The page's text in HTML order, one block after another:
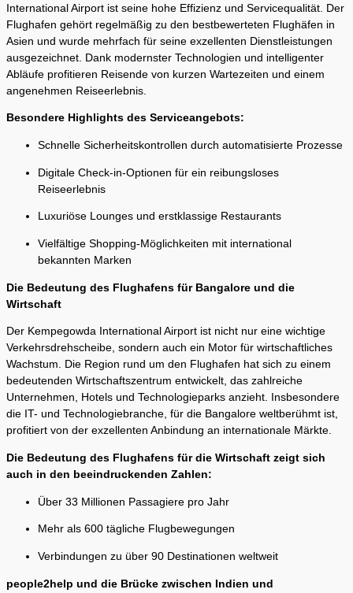
International Airport ist seine hohe Effizienz und Servicequalität. Der
Flughafen gehört regelmäßig zu den bestbewerteten Flughäfen in
Asien und wurde mehrfach für seine exzellenten Dienstleistungen
ausgezeichnet. Dank modernster Technologien und intelligenter
Abläufe profitieren Reisende von kurzen Wartezeiten und einem
angenehmen Reiseerlebnis.
Besondere Highlights des Serviceangebots:
Schnelle Sicherheitskontrollen durch automatisierte Prozesse
Digitale Check-in-Optionen für ein reibungsloses
Reiseerlebnis
Luxuriöse Lounges und erstklassige Restaurants
Vielfältige Shopping-Möglichkeiten mit international
bekannten Marken
Die Bedeutung des Flughafens für Bangalore und die
Wirtschaft
Der Kempegowda International Airport ist nicht nur eine wichtige
Verkehrsdrehscheibe, sondern auch ein Motor für wirtschaftliches
Wachstum. Die Region rund um den Flughafen hat sich zu einem
bedeutenden Wirtschaftszentrum entwickelt, das zahlreiche
Unternehmen, Hotels und Technologieparks anzieht. Insbesondere
die IT- und Technologiebranche, für die Bangalore weltberühmt ist,
profitiert von der exzellenten Anbindung an internationale Märkte.
Die Bedeutung des Flughafens für die Wirtschaft zeigt sich
auch in den beeindruckenden Zahlen:
Über 33 Millionen Passagiere pro Jahr
Mehr als 600 tägliche Flugbewegungen
Verbindungen zu über 90 Destinationen weltweit
people2help und die Brücke zwischen Indien und